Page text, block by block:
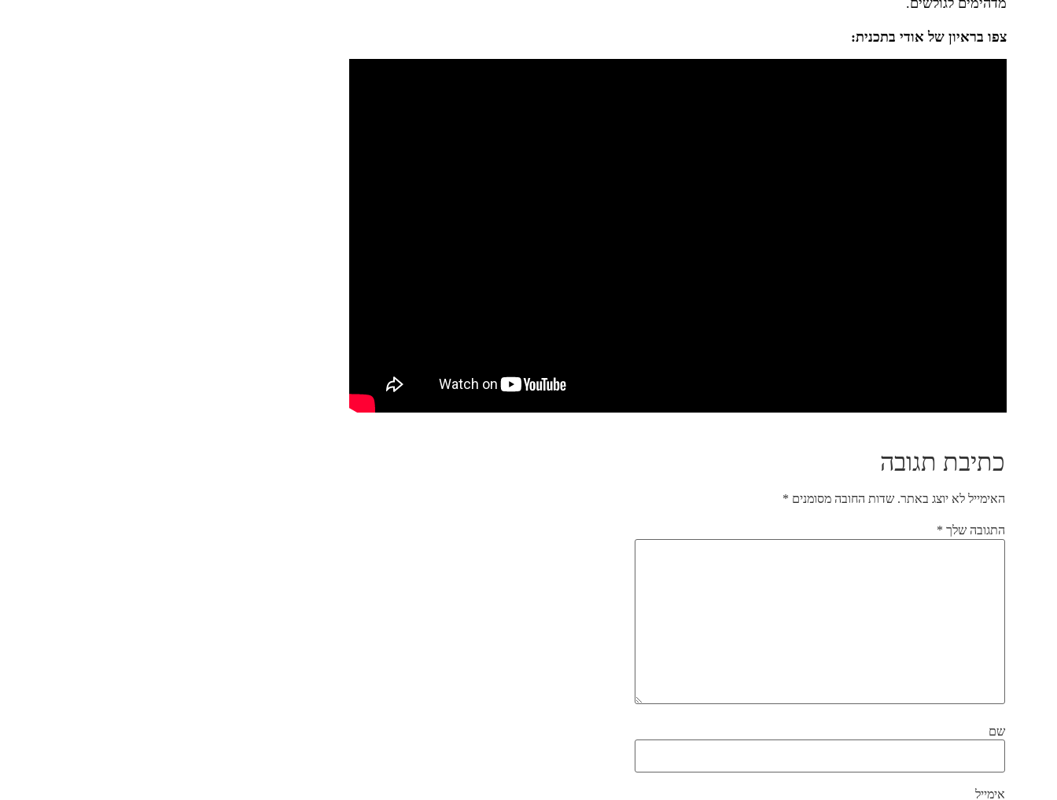
מדהימים לגולשים.
צפו בראיון של אודי בתכנית:
כתיבת תגובה
האימייל לא יוצג באתר. שדות החובה מסומנים *
התגובה שלך *
שם
אימייל